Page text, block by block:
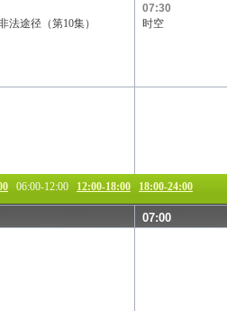
法途径（第10集）
07:30
时空
06:00-12:00 12:00-18:00 18:00-24:00
07:00